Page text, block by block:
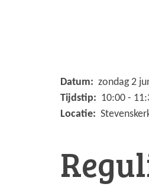
Datum: zondag 2
Tijdstip: 10:00 -
Locatie: